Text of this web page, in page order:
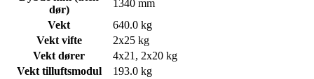
dør)
1340 mm
Vekt
640.0 kg
Vekt vifte
2x25 kg
Vekt dører
4x21, 2x20 kg
Vekt tilluftsmodul
193.0 kg